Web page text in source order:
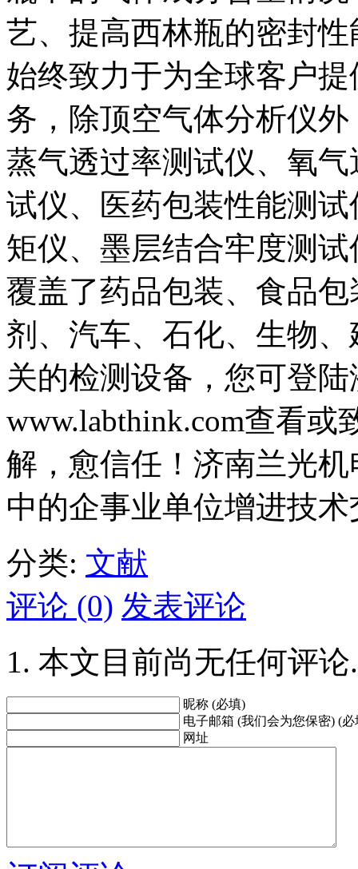
艺、提高西林瓶的密封
始终致力于为全球客户
务，除顶空气体分析仪
蒸气透过率测试仪、氧
试仪、医药包装性能测
矩仪、墨层结合牢度测
覆盖了药品包装、食品
剂、汽车、石化、生物
关的检测设备，您可登
www.labthink.com查看或
解，愈信任！济南兰光
中的企事业单位增进技
分类: 文献
评论 (0) 发表评论
本文目前尚无任何评论.
昵称 (必填)
电子邮箱 (我们会为您保密) (必
网址